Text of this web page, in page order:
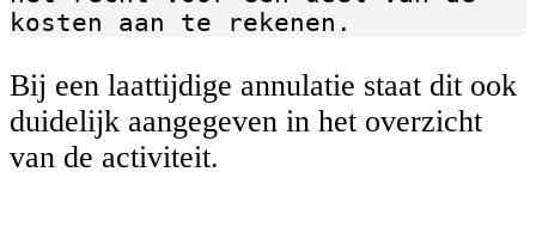
kosten aan te rekenen.
Bij een laattijdige annulatie staat dit ook
duidelijk aangegeven in het overzicht
van de activiteit.